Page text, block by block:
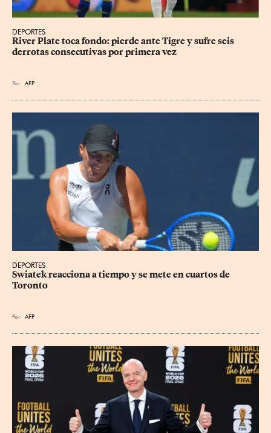
DEPORTES
River Plate toca fondo: pierde ante Tigre y sufre seis
derrotas consecutivas por primera vez
Por AFP
DEPORTES
Swiatek reacciona a tiempo y se mete en cuartos de
Toronto
Por AFP